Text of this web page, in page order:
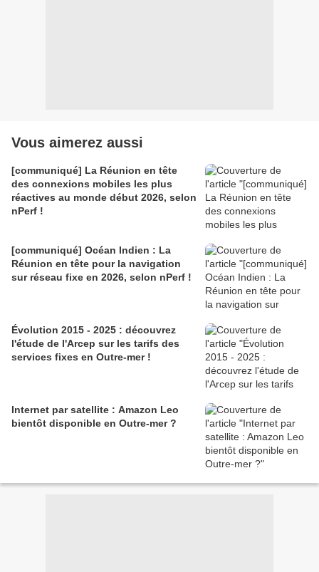
Vous aimerez aussi
[communiqué] La Réunion en tête
des connexions mobiles les plus
réactives au monde début 2026, selon
nPerf !
[communiqué] Océan Indien : La
Réunion en tête pour la navigation
sur réseau fixe en 2026, selon nPerf !
Évolution 2015 - 2025 : découvrez
l'étude de l'Arcep sur les tarifs des
services fixes en Outre-mer !
Internet par satellite : Amazon Leo
bientôt disponible en Outre-mer ?